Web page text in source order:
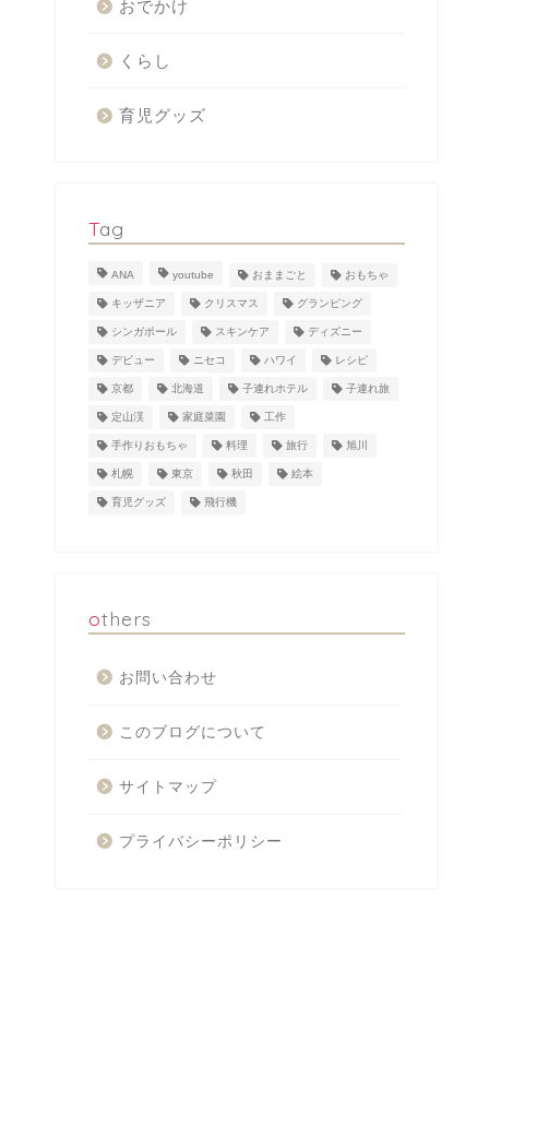
おでかけ
くらし
育児グッズ
Tag
ANA youtube おままごと おもちゃ
キッザニア クリスマス グランピング
シンガポール スキンケア ディズニー
デビュー ニセコ ハワイ レシピ
京都 北海道 子連れホテル 子連れ旅
定山渓 家庭菜園 工作
手作りおもちゃ 料理 旅行 旭川
札幌 東京 秋田 絵本
育児グッズ 飛行機
others
お問い合わせ
このブログについて
サイトマップ
プライバシーポリシー